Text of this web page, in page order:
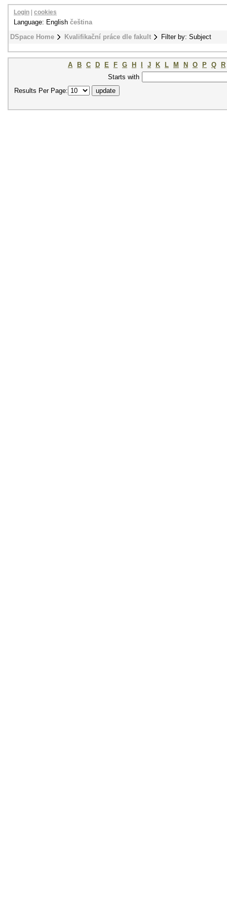
DSpace Home Kvalifikační práce dle fakult Filter by: Subject
Login cookies
Language: English čeština
A B C D E F G H J K L M N O P Q
R
Starts with
Results Per Page: